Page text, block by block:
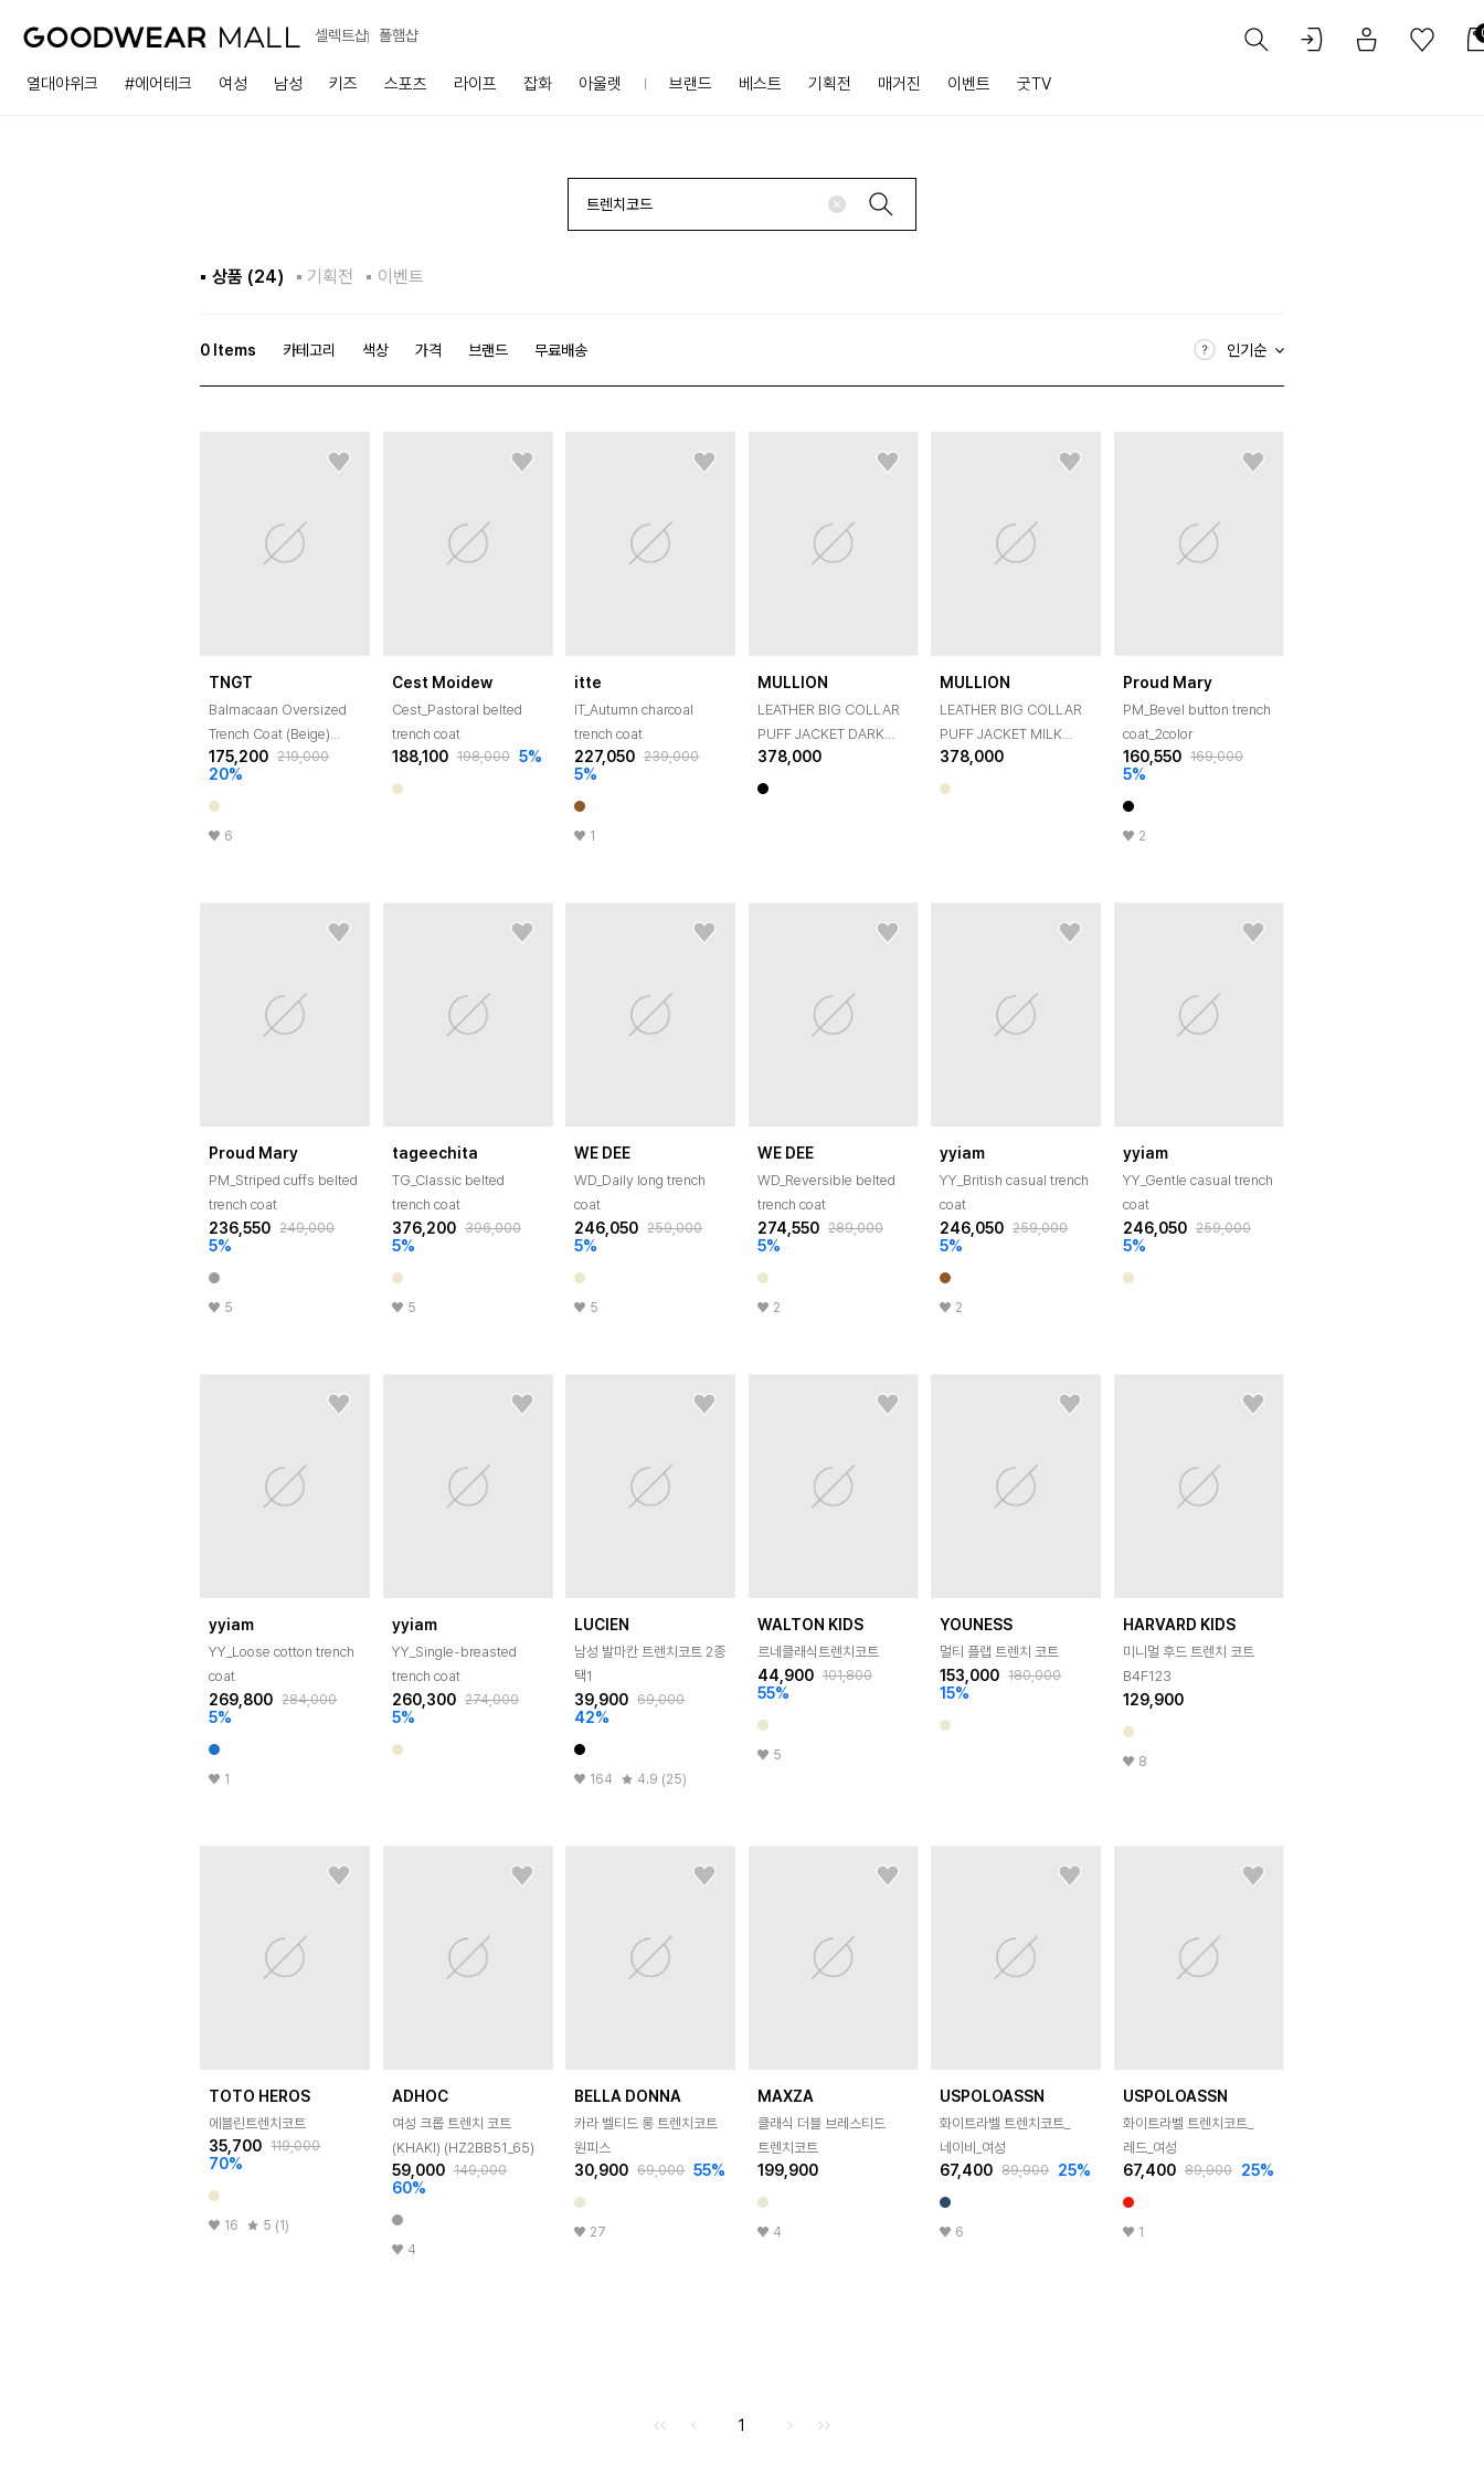
셀렉트샵 폴햄샵
열대야위크 #에어테크 여성 남성 키즈 스포츠 라이프 잡화 아울렛 브랜드 베스트 기획전 매거진 이벤트 굿TV
상품 (24) 기획전 이벤트
0 Items 카테고리 색상 가격 브랜드 무료배송 인기순
TNGT
Balmacaan Oversized
Trench Coat (Beige)
TNTR5F100I2
175,200 219,000
20%
6
Cest Moidew
Cest_Pastoral belted
trench coat
188,100 198,000 5%
itte
IT_Autumn charcoal
trench coat
227,050 239,000
5%
1
MULLION
LEATHER BIG COLLAR
PUFF JACKET DARK
BROWN
378,000
MULLION
LEATHER BIG COLLAR
PUFF JACKET MILK
COCOA
378,000
Proud Mary
PM_Bevel button trench
coat_2color
160,550 169,000
5%
2
Proud Mary
PM_Striped cuffs belted
trench coat
236,550 249,000
5%
5
tageechita
TG_Classic belted
trench coat
376,200 396,000
5%
5
WE DEE
WD_Daily long trench
coat
246,050 259,000
5%
5
WE DEE
WD_Reversible belted
trench coat
274,550 289,000
5%
2
yyiam
YY_British casual trench
coat
246,050 259,000
5%
2
yyiam
YY_Gentle casual trench
coat
246,050 259,000
5%
yyiam
YY_Loose cotton trench
coat
269,800 284,000
5%
1
yyiam
YY_Single-breasted
trench coat
260,300 274,000
5%
LUCIEN
남성 발마칸 트렌치코트 2종
택1
39,900 69,000
42%
164 4.9 (25)
WALTON KIDS
르네클래식트렌치코트
44,900 101,800
55%
5
YOUNESS
멀티 플랩 트렌치 코트
153,000 180,000
15%
HARVARD KIDS
미니멀 후드 트렌치 코트
B4F123
129,900
8
TOTO HEROS
에블린트렌치코트
35,700 119,000
70%
16 5 (1)
ADHOC
여성 크롭 트렌치 코트
(KHAKI) (HZ2BB51_65)
59,000 149,000
60%
4
BELLA DONNA
카라 벨티드 롱 트렌치코트
원피스
30,900 69,000 55%
27
MAXZA
클래식 더블 브레스티드
트렌치코트
199,900
4
USPOLOASSN
화이트라벨 트렌치코트_
네이비_여성
67,400 89,900 25%
6
USPOLOASSN
화이트라벨 트렌치코트_
레드_여성
67,400 89,900 25%
1
이전으로
1다음으로